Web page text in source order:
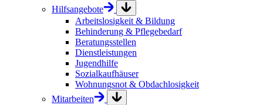
Hilfsangebote
Arbeitslosigkeit & Bildung
Behinderung & Pflegebedarf
Beratungsstellen
Dienstleistungen
Jugendhilfe
Sozialkaufhäuser
Wohnungsnot & Obdachlosigkeit
Mitarbeiten